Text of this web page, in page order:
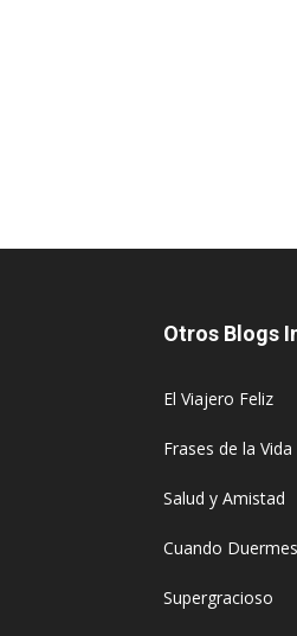
Otros Blogs
El Viajero Feliz
Frases de la Vida
Salud y Amistad
Cuando Duermes
Supergracioso